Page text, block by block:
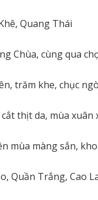
Quang Thái
Chùa, cùng qua
trăm khe, chục
thịt da, mùa xuân
mùa màng sắn,
Quần Trắng, Cao